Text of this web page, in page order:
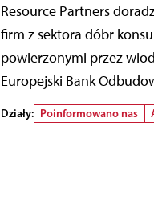
Resource Partners
firm z sektora dóbr
powierzonymi przez
Europejski Bank
Działy: Poinformowano nas